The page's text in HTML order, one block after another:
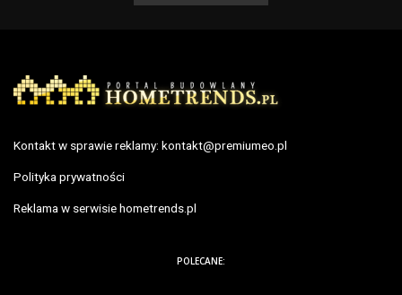
Kontakt w sprawie reklamy: kontakt@premiumeo.pl
Polityka prywatności
Reklama w serwisie hometrends.pl
POLECANE: